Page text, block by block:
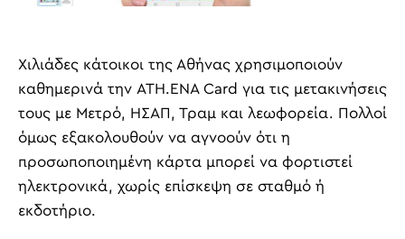
Χιλιάδες κάτοικοι της Αθήνας χρησιμοποιούν
καθημερινά την ATH.ENA Card για τις μετακινήσεις
τους με Μετρό, ΗΣΑΠ, Τραμ και λεωφορεία. Πολλοί
όμως εξακολουθούν να αγνοούν ότι η
προσωποποιημένη κάρτα μπορεί να φορτιστεί
ηλεκτρονικά, χωρίς επίσκεψη σε σταθμό ή
εκδοτήριο.